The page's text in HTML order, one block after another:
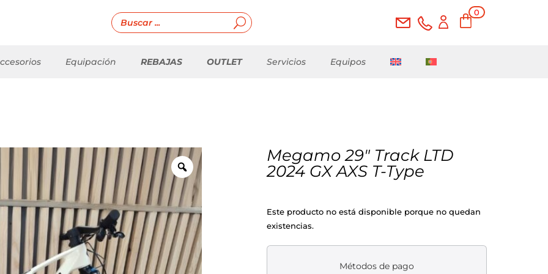
0
ele
Equipación REBAJAS OUTLET Servicios Equipos
Megamo 29″ Track LTD
2024 GX AXS T-Type
Este producto no está disponible porque no quedan
existencias.
Métodos de pago